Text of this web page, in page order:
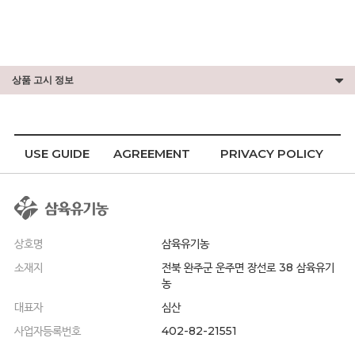
상품 고시 정보
USE GUIDE AGREEMENT PRIVACY POLICY
상호명
삼육유기농
소재지
전북 완주군 운주면 장선로 38 삼육유기
농
대표자
심산
사업자등록번호
402-82-21551